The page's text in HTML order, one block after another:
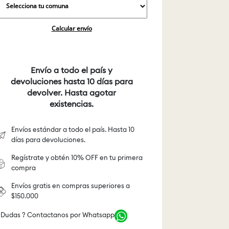
Calcular envío
Envío a todo el país y
devoluciones hasta 10 días para
devolver. Hasta agotar
existencias.
Envíos estándar a todo el país. Hasta 10
días para devoluciones.
Regístrate y obtén 10% OFF en tu primera
compra
Envíos gratis en compras superiores a
$150.000
Dudas ? Contactanos por Whatsapp